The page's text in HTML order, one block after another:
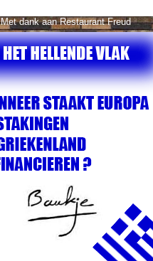
Met dank aan Restaurant Freud